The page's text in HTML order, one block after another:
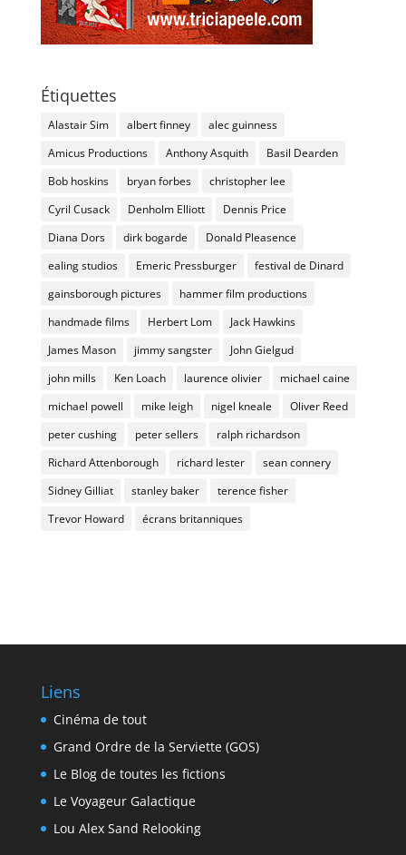
Étiquettes
Alastair Sim albert finney
alec guinness
Amicus Productions
Anthony Asquith
Basil Dearden
Bob hoskins
bryan forbes
christopher lee
Cyril Cusack
Denholm Elliott
Dennis Price
Diana Dors
dirk bogarde
Donald Pleasence
ealing studios
Emeric Pressburger
festival de Dinard
gainsborough pictures
hammer film productions
handmade films
Herbert Lom
Jack Hawkins
James Mason
jimmy sangster
John Gielgud
john mills
Ken Loach laurence olivier
michael caine
michael powell
mike leigh nigel kneale
Oliver Reed
peter cushing
peter sellers
ralph richardson
Richard Attenborough
richard lester
sean connery
Sidney Gilliat
stanley baker
terence fisher
Trevor Howard
écrans britanniques
Liens
Cinéma de tout
Grand Ordre de la Serviette (GOS)
Le Blog de toutes les fictions
Le Voyageur Galactique
Lou Alex Sand Relooking